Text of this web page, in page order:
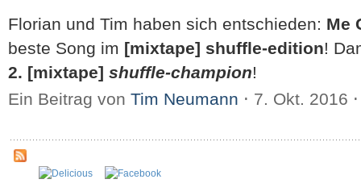
Florian und Tim haben sich entschieden: Me
beste Song im [mixtape] shuffle-edition!
2. [mixtape] shuffle-champion!
Ein Beitrag von Tim Neumann ⋅ 7. Okt. 2016 ⋅